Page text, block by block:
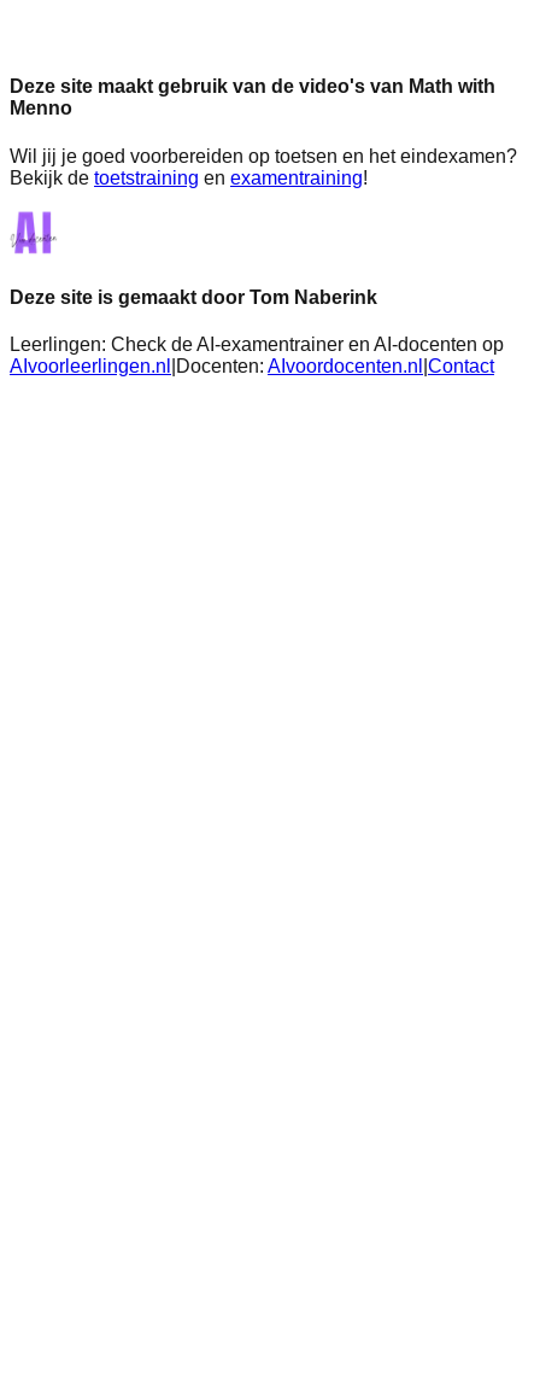
Deze site maakt gebruik van de video's van Math with
Menno
Wil jij je goed voorbereiden op toetsen en het eindexamen?
Bekijk de toetstraining en examentraining!
Deze site is gemaakt door Tom Naberink
Leerlingen: Check de AI-examentrainer en AI-docenten op
AIvoorleerlingen.nl
Docenten: AIvoordocenten.nl Contact